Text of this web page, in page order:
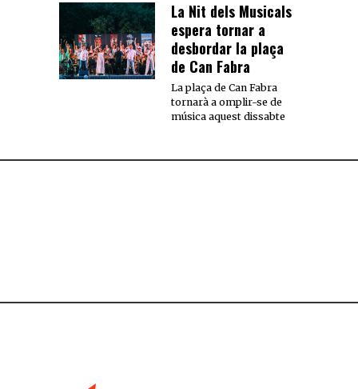
La Nit dels Musicals
espera tornar a
desbordar la plaça
de Can Fabra
La plaça de Can Fabra
tornarà a omplir-se de
música aquest dissabte